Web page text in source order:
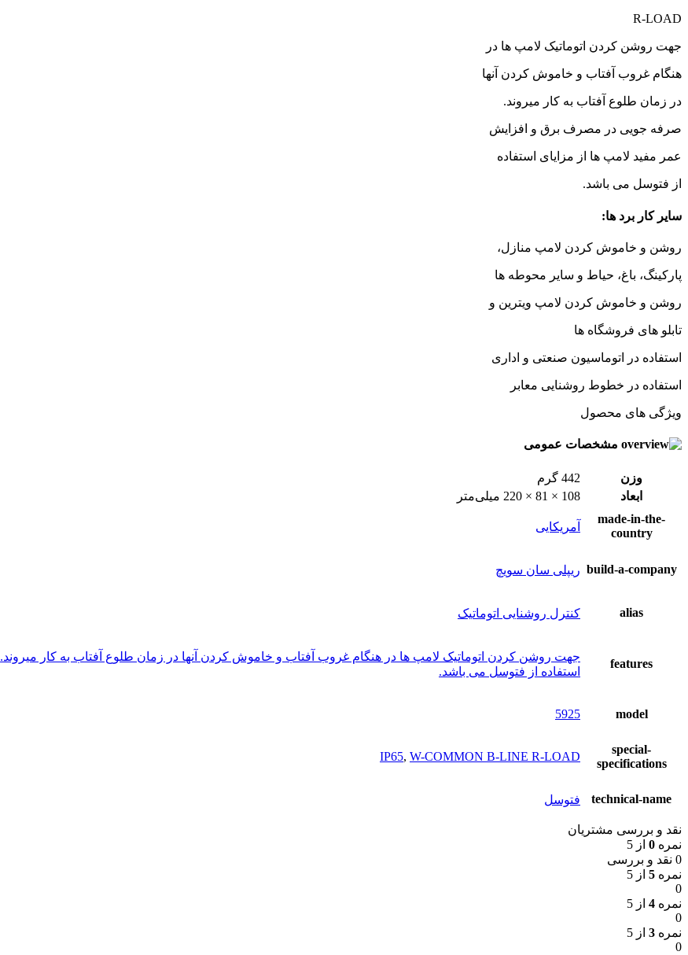
R-LOAD
جهت روشن کردن اتوماتیک لامپ ها در
هنگام غروب آفتاب و خاموش کردن آنها
در زمان طلوع آفتاب به کار میروند.
صرفه جویی در مصرف برق و افزایش
عمر مفید لامپ ها از مزایای استفاده
از فتوسل می باشد.
سایر کار برد ها:
روشن و خاموش کردن لامپ منازل،
پارکینگ، باغ، حیاط و سایر محوطه ها
روشن و خاموش کردن لامپ ویترین و
تابلو های فروشگاه ها
استفاده در اتوماسیون صنعتی و اداری
استفاده در خطوط روشنایی معابر
ویژگی های محصول
مشخصات عمومی
وزن
442 گرم
ابعاد
108 × 81 × 220 میلی‌متر
made-in-the-
country
آمریکایی
build-a-company ریپلی سان سویچ
alias کنترل روشنایی اتوماتیک
features
جهت روشن کردن اتوماتیک لامپ ها در هنگام غروب آفتاب و خاموش کردن آنها در زمان طلوع آفتاب به کار میروند.
استفاده از فتوسل می باشد.
model
5925
special-
specifications
IP65, W-COMMON B-LINE R-LOAD
technical-name فتوسل
نقد و بررسی مشتریان
نمره 0 از 5
0 نقد و بررسی
نمره 5 از 5
0
نمره 4 از 5
0
نمره 3 از 5
0